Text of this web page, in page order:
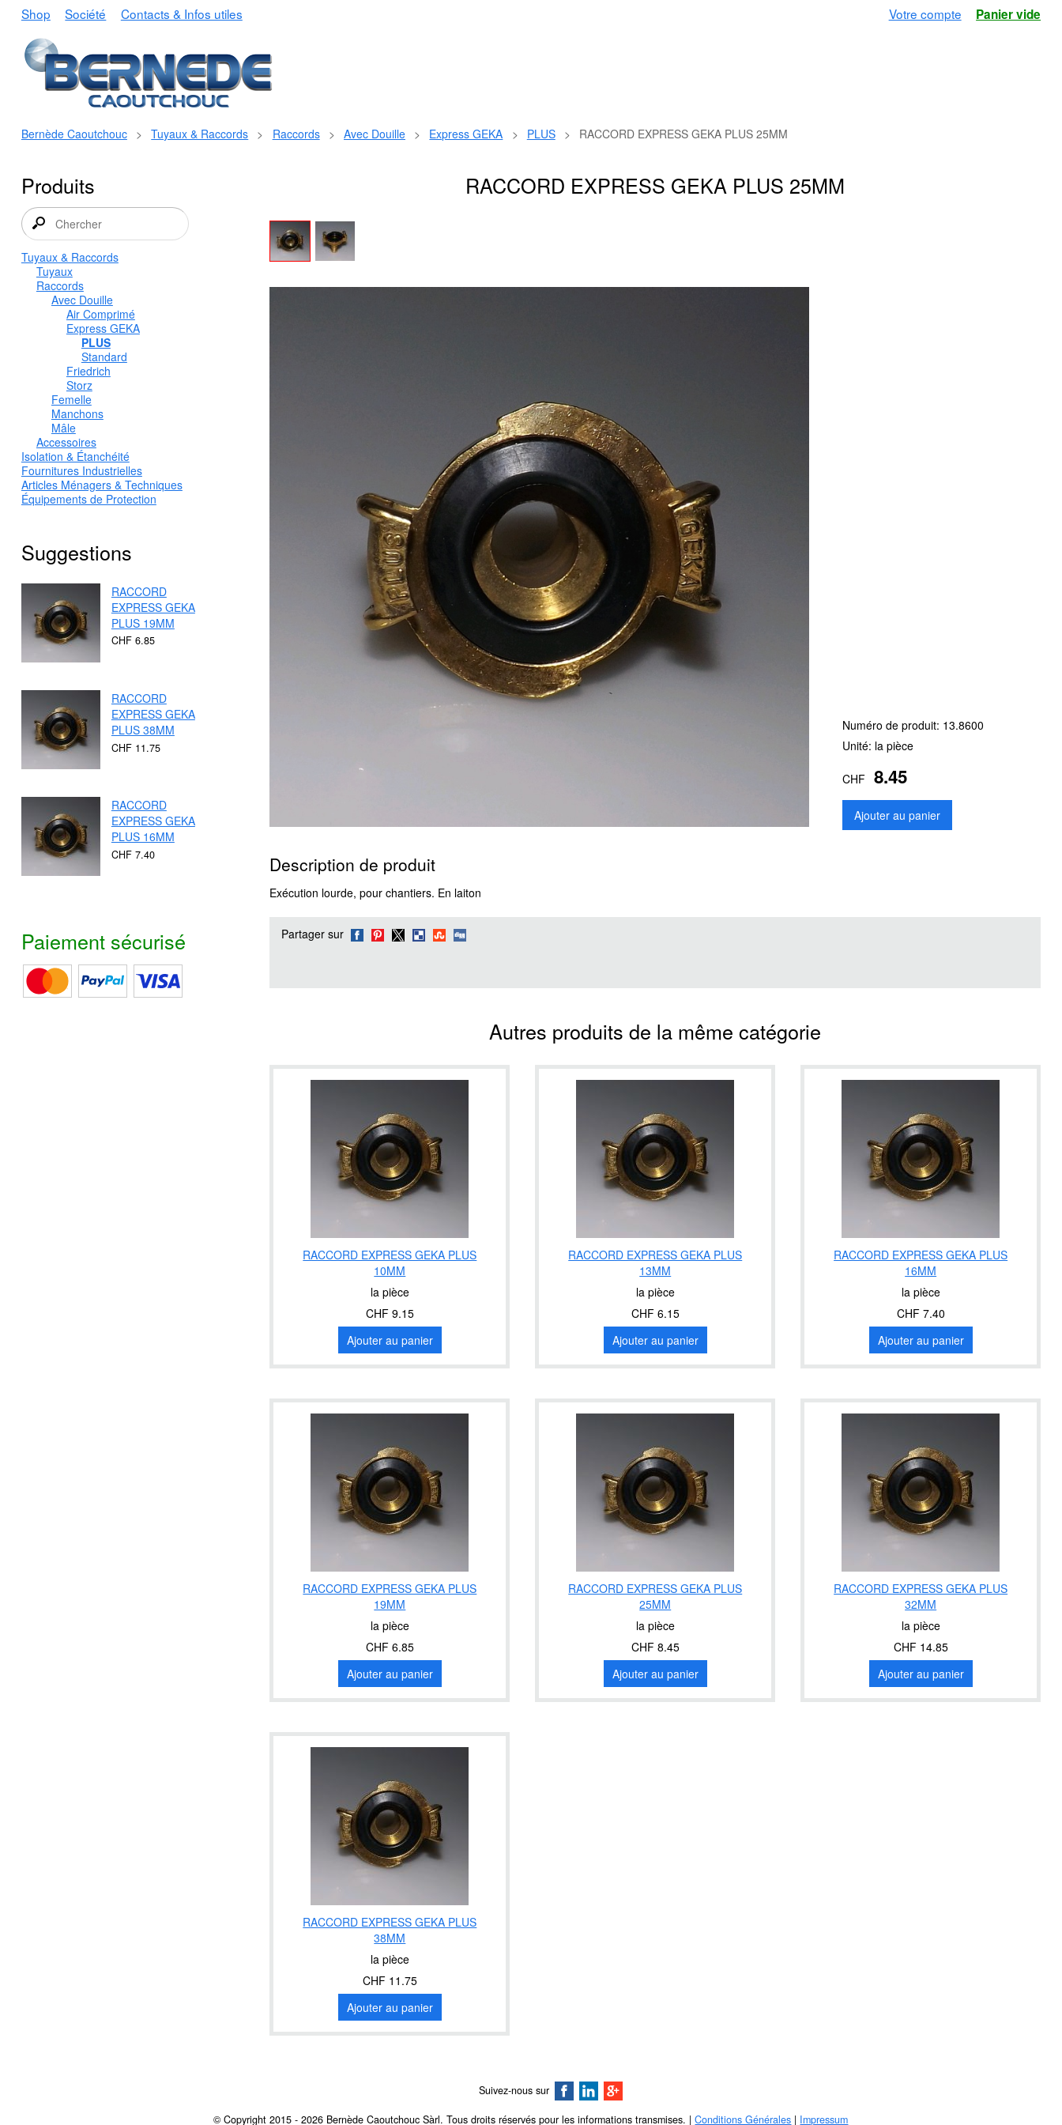
Shop Société Contacts & Infos utiles Votre compte Panier vide
Bernède Caoutchouc > Tuyaux & Raccords > Raccords > Avec Douille > Express GEKA > PLUS > RACCORD EXPRESS GEKA PLUS 25MM
Produits
Tuyaux & Raccords
Tuyaux
Raccords
Avec Douille
Air Comprimé
Express GEKA
PLUS
Standard
Friedrich
Storz
Femelle
Manchons
Mâle
Accessoires
Isolation & Étanchéité
Fournitures Industrielles
Articles Ménagers & Techniques
Équipements de Protection
Suggestions
RACCORD
EXPRESS GEKA
PLUS 19MM
CHF 6.85
RACCORD
EXPRESS GEKA
PLUS 38MM
CHF 11.75
RACCORD
EXPRESS GEKA
PLUS 16MM
CHF 7.40
Paiement sécurisé
RACCORD EXPRESS GEKA PLUS 25MM
Numéro de produit: 13.8600
Unité: la pièce
CHF 8.45
Ajouter au panier
Description de produit
Exécution lourde, pour chantiers. En laiton
Partager sur
Autres produits de la même catégorie
RACCORD EXPRESS GEKA PLUS
10MM
la pièce
CHF 9.15
Ajouter au panier
RACCORD EXPRESS GEKA PLUS
13MM
la pièce
CHF 6.15
Ajouter au panier
RACCORD EXPRESS GEKA PLUS
16MM
la pièce
CHF 7.40
Ajouter au panier
RACCORD EXPRESS GEKA PLUS
19MM
la pièce
CHF 6.85
Ajouter au panier
RACCORD EXPRESS GEKA PLUS
25MM
la pièce
CHF 8.45
Ajouter au panier
RACCORD EXPRESS GEKA PLUS
32MM
la pièce
CHF 14.85
Ajouter au panier
RACCORD EXPRESS GEKA PLUS
38MM
la pièce
CHF 11.75
Ajouter au panier
Suivez-nous sur
© Copyright 2015 - 2026 Bernède Caoutchouc Sàrl. Tous droits réservés pour les informations transmises. |Conditions Générales | Impressum